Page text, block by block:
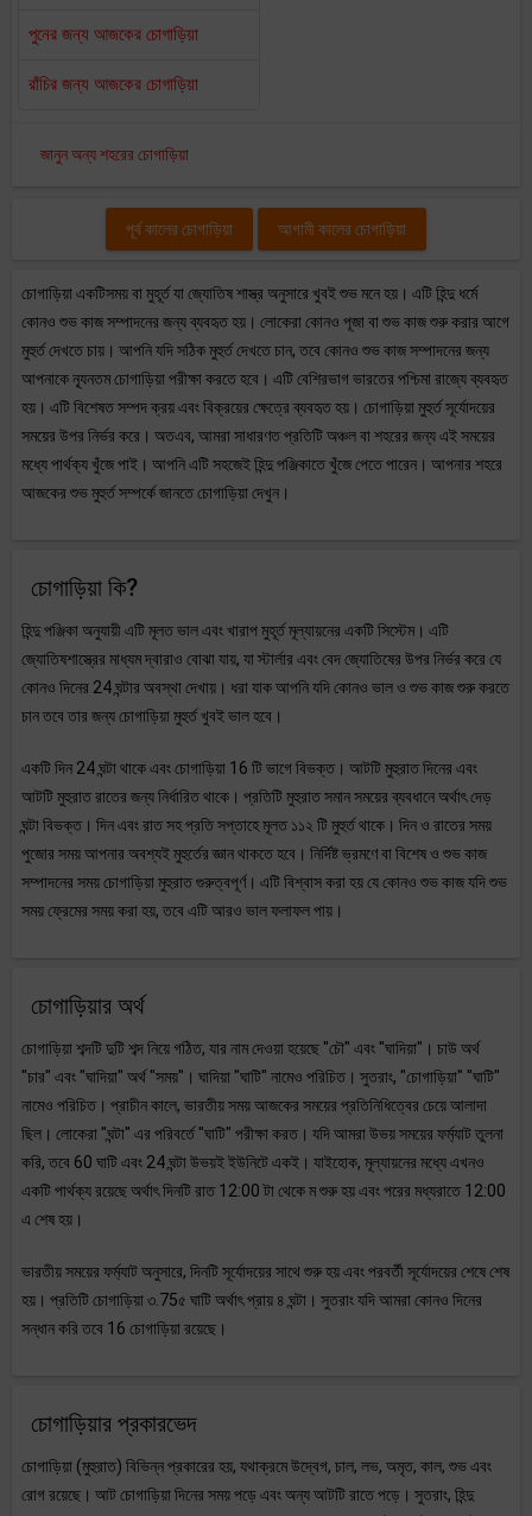
পুনের জন্য আজকের চোগাড়িয়া
রাঁচির জন্য আজকের চোগাড়িয়া
জানুন অন্য শহরের চোগাড়িয়া
পূর্ব কালের চোগাড়িয়া আগামী কালের চোগাড়িয়া
চোগাড়িয়া একটিসময় বা মুহূর্ত যা জ্যোতিষ শাস্ত্র অনুসারে খুবই শুভ মনে হয়। এটি হিন্দু ধর্মে
কোনও শুভ কাজ সম্পাদনের জন্য ব্যবহৃত হয়। লোকেরা কোনও পূজা বা শুভ কাজ শুরু করার আগে
মুহুর্ত দেখতে চায়। আপনি যদি সঠিক মুহুর্ত দেখতে চান, তবে কোনও শুভ কাজ সম্পাদনের জন্য
আপনাকে ন্যূনতম চোগাড়িয়া পরীক্ষা করতে হবে। এটি বেশিরভাগ ভারতের পশ্চিমা রাজ্যে ব্যবহৃত
হয়। এটি বিশেষত সম্পদ ক্রয় এবং বিক্রয়ের ক্ষেত্রে ব্যবহৃত হয়। চোগাড়িয়া মুহুর্ত সূর্যোদয়ের
সময়ের উপর নির্ভর করে। অতএব, আমরা সাধারণত প্রতিটি অঞ্চল বা শহরের জন্য এই সময়ের
মধ্যে পার্থক্য খুঁজে পাই। আপনি এটি সহজেই হিন্দু পঞ্জিকাতে খুঁজে পেতে পারেন। আপনার শহরে
আজকের শুভ মুহুর্ত সম্পর্কে জানতে চোগাড়িয়া দেখুন।
চোগাড়িয়া কি?
হিন্দু পঞ্জিকা অনুযায়ী এটি মূলত ভাল এবং খারাপ মুহূর্ত মূল্যায়নের একটি সিস্টেম। এটি
জ্যোতিষশাস্ত্রের মাধ্যম দ্বারাও বোঝা যায়, যা স্টার্লার এবং বেদ জ্যোতিষের উপর নির্ভর করে যে
কোনও দিনের 24 ঘন্টার অবস্থা দেখায়। ধরা যাক আপনি যদি কোনও ভাল ও শুভ কাজ শুরু করতে
চান তবে তার জন্য চোগাড়িয়া মুহুর্ত খুবই ভাল হবে।
একটি দিন 24 ঘন্টা থাকে এবং চোগাড়িয়া 16 টি ভাগে বিভক্ত। আটটি মুহুরাত দিনের এবং
আটটি মুহুরাত রাতের জন্য নির্ধারিত থাকে। প্রতিটি মুহুরাত সমান সময়ের ব্যবধানে অর্থাৎ দেড়
ঘন্টা বিভক্ত। দিন এবং রাত সহ প্রতি সপ্তাহে মূলত ১১২ টি মুহুর্ত থাকে। দিন ও রাতের সময়
পুজোর সময় আপনার অবশ্যই মুহুর্তের জ্ঞান থাকতে হবে। নির্দিষ্ট ভ্রমণে বা বিশেষ ও শুভ কাজ
সম্পাদনের সময় চোগাড়িয়া মুহুরাত গুরুত্বপূর্ণ। এটি বিশ্বাস করা হয় যে কোনও শুভ কাজ যদি শুভ
সময় ফ্রেমের সময় করা হয়, তবে এটি আরও ভাল ফলাফল পায়।
চোগাড়িয়ার অর্থ
চোগাড়িয়া শব্দটি দুটি শব্দ নিয়ে গঠিত, যার নাম দেওয়া হয়েছে "চৌ" এবং "ঘাদিয়া"। চাউ অর্থ
"চার" এবং "ঘাদিয়া" অর্থ "সময়"। ঘাদিয়া "ঘাটি" নামেও পরিচিত। সুতরাং, "চোগাড়িয়া" "ঘাটি"
নামেও পরিচিত। প্রাচীন কালে, ভারতীয় সময় আজকের সময়ের প্রতিনিধিত্বের চেয়ে আলাদা
ছিল। লোকেরা "ঘন্টা" এর পরিবর্তে "ঘাটি" পরীক্ষা করত। যদি আমরা উভয় সময়ের ফর্ম্যাট তুলনা
করি, তবে 60 ঘাটি এবং 24 ঘন্টা উভয়ই ইউনিটে একই। যাইহোক, মূল্যায়নের মধ্যে এখনও
একটি পার্থক্য রয়েছে অর্থাৎ দিনটি রাত 12:00 টা থেকে ম শুরু হয় এবং পরের মধ্যরাতে 12:00
এ শেষ হয়।
ভারতীয় সময়ের ফর্ম্যাট অনুসারে, দিনটি সূর্যোদয়ের সাথে শুরু হয় এবং পরবর্তী সূর্যোদয়ের শেষে শেষ
হয়। প্রতিটি চোগাড়িয়া ৩.75৫ ঘাটি অর্থাৎ প্রায় ৪ ঘন্টা। সুতরাং যদি আমরা কোনও দিনের
সন্ধান করি তবে 16 চোগাড়িয়া রয়েছে।
চোগাড়িয়ার প্রকারভেদ
চোগাড়িয়া (মুহুরাত) বিভিন্ন প্রকারের হয়, যথাক্রমে উদ্বেগ, চাল, লভ, অমৃত, কাল, শুভ এবং
রোগ রয়েছে। আট চোগাড়িয়া দিনের সময় পড়ে এবং অন্য আটটি রাতে পড়ে। সুতরাং, হিন্দু